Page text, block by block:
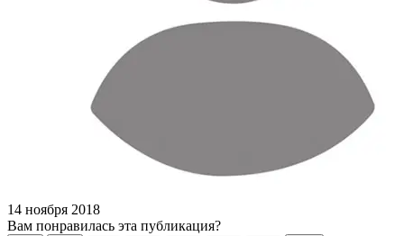
14 ноября 2018
Вам понравилась эта публикация?